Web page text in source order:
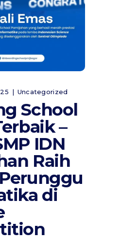
Uncategorized
School
–
IDN
Raih
di